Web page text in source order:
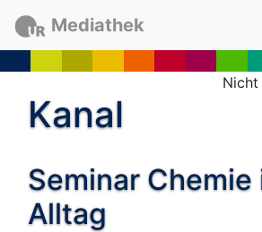
Mediathek
Kanal
Seminar Chemie
Alltag